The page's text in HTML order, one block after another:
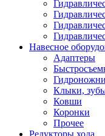
Навесное
Адаптеры
Клыки,
Ковши
Коронки
Прочее
Редукторы хода